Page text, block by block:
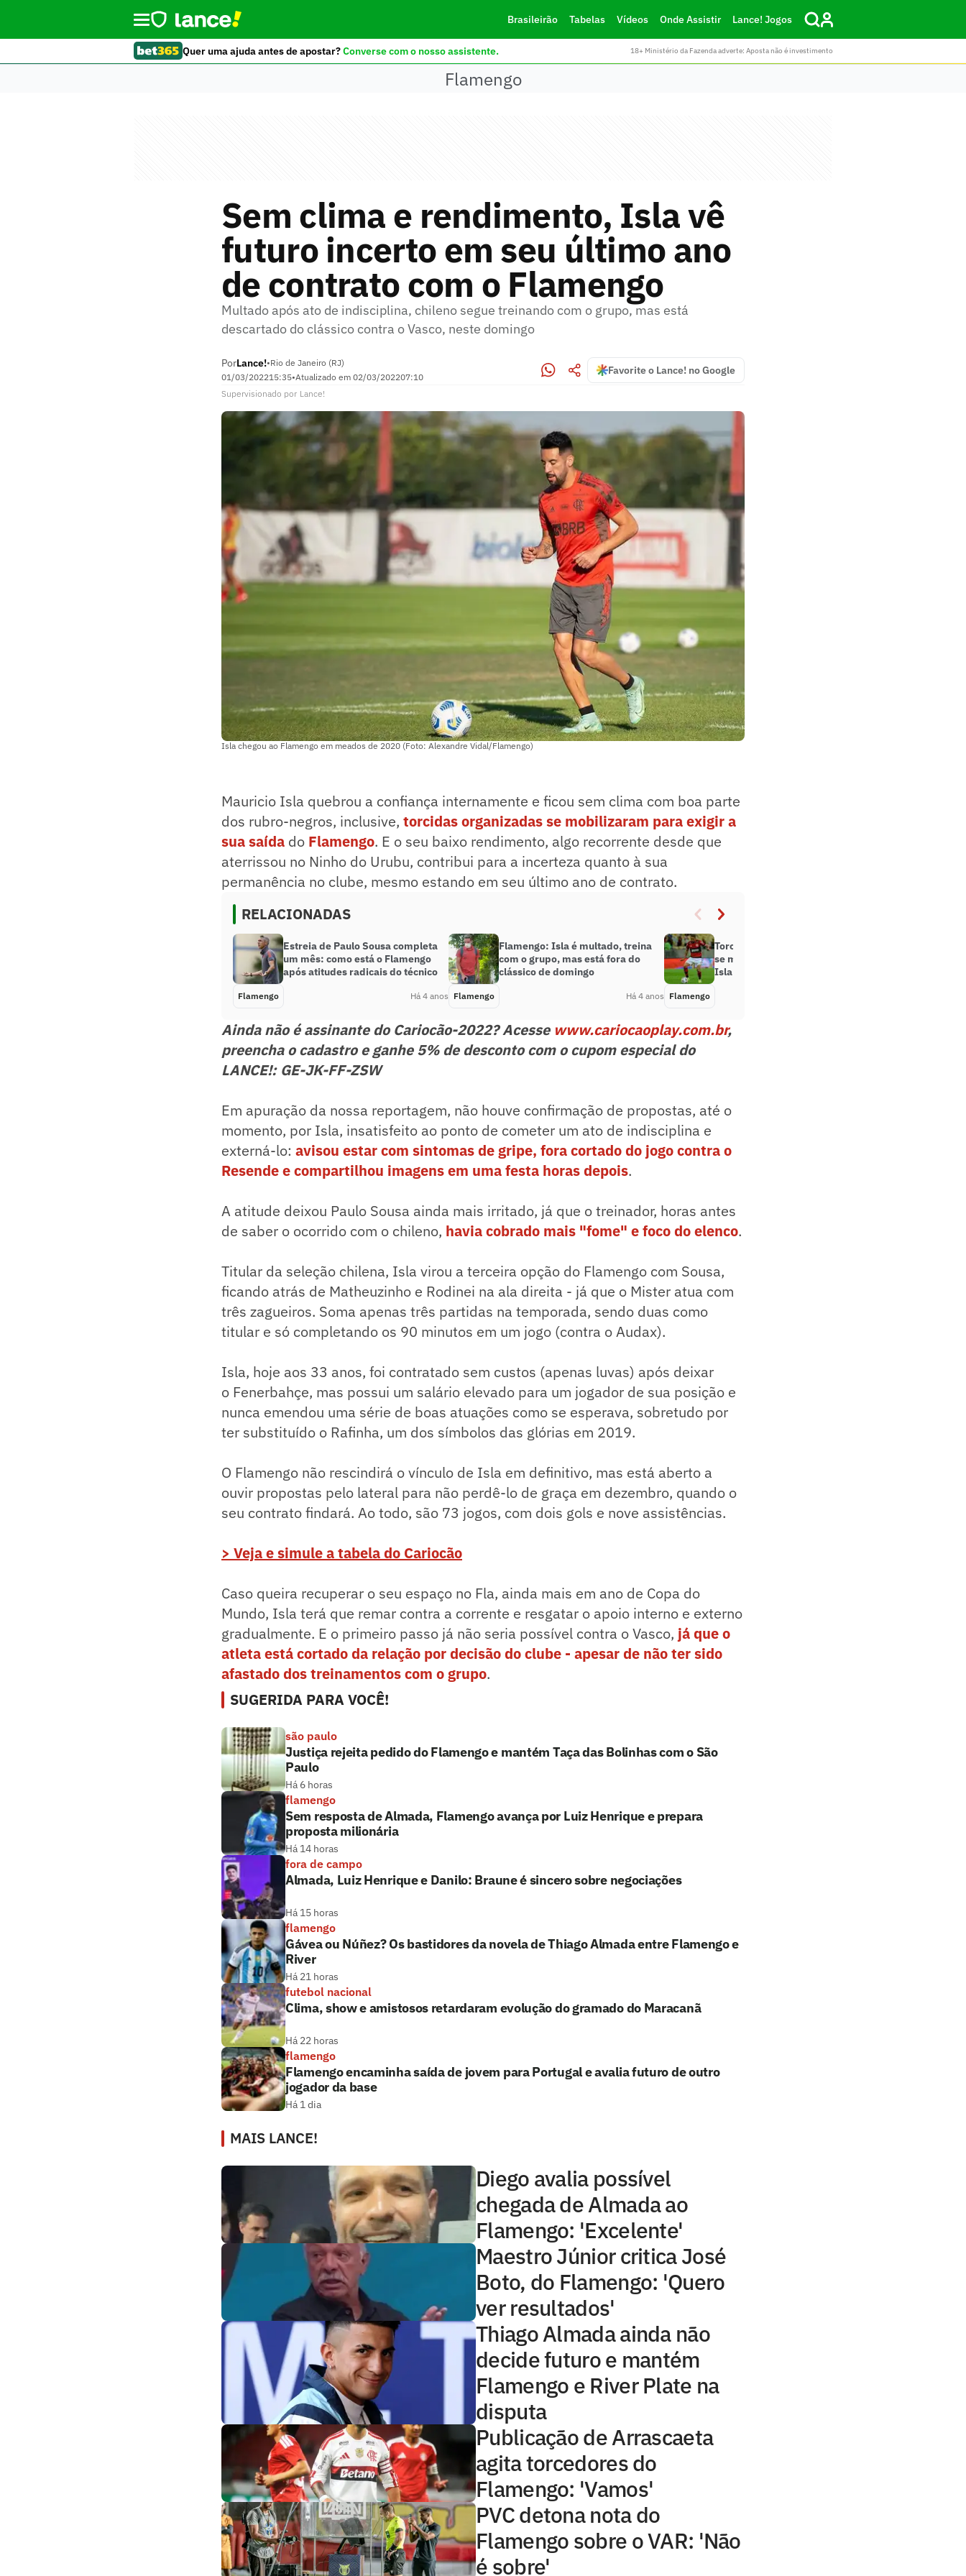
Brasileirão Tabelas Vídeos Onde Assistir Lance! Jogos
Quer uma ajuda antes de apostar?Converse com o nosso assistente. 18+ Ministério da Fazenda adverte: Aposta não é investimento
Flamengo
Sem clima e rendimento, Isla vê
futuro incerto em seu último ano
de contrato com o Flamengo
Multado após ato de indisciplina, chileno segue treinando com o grupo, mas está
descartado do clássico contra o Vasco, neste domingo
PorLance!•Rio de Janeiro (RJ)
01/03/202215:35•Atualizado em 02/03/202207:10
Favorite o Lance! no Google
Supervisionado por Lance!
Isla chegou ao Flamengo em meados de 2020 (Foto: Alexandre Vidal/Flamengo)
Mauricio Isla quebrou a confiança internamente e ficou sem clima com boa parte
dos rubro-negros, inclusive, torcidas organizadas se mobilizaram para exigir a
sua saída do Flamengo. E o seu baixo rendimento, algo recorrente desde que
aterrissou no Ninho do Urubu, contribui para a incerteza quanto à sua
permanência no clube, mesmo estando em seu último ano de contrato.
RELACIONADAS
Estreia de Paulo Sousa completa
um mês: como está o Flamengo
após atitudes radicais do técnico
Flamengo Há 4 anos
Flamengo: Isla é multado, treina
com o grupo, mas está fora do
clássico de domingo
Flamengo Há 4 anos
Torcidas organizadas do Flamengo
se mobilizam e ‘exigem’ a saída de
Isla
Flamengo
Ainda não é assinante do Cariocão-2022? Acesse www.cariocaoplay.com.br,
preencha o cadastro e ganhe 5% de desconto com o cupom especial do
LANCE!: GE-JK-FF-ZSW
Em apuração da nossa reportagem, não houve confirmação de propostas, até o
momento, por Isla, insatisfeito ao ponto de cometer um ato de indisciplina e
externá-lo: avisou estar com sintomas de gripe, fora cortado do jogo contra o
Resende e compartilhou imagens em uma festa horas depois.
A atitude deixou Paulo Sousa ainda mais irritado, já que o treinador, horas antes
de saber o ocorrido com o chileno, havia cobrado mais "fome" e foco do elenco.
Titular da seleção chilena, Isla virou a terceira opção do Flamengo com Sousa,
ficando atrás de Matheuzinho e Rodinei na ala direita - já que o Mister atua com
três zagueiros. Soma apenas três partidas na temporada, sendo duas como
titular e só completando os 90 minutos em um jogo (contra o Audax).
Isla, hoje aos 33 anos, foi contratado sem custos (apenas luvas) após deixar
o Fenerbahçe, mas possui um salário elevado para um jogador de sua posição e
nunca emendou uma série de boas atuações como se esperava, sobretudo por
ter substituído o Rafinha, um dos símbolos das glórias em 2019.
O Flamengo não rescindirá o vínculo de Isla em definitivo, mas está aberto a
ouvir propostas pelo lateral para não perdê-lo de graça em dezembro, quando o
seu contrato findará. Ao todo, são 73 jogos, com dois gols e nove assistências.
> Veja e simule a tabela do Cariocão
Caso queira recuperar o seu espaço no Fla, ainda mais em ano de Copa do
Mundo, Isla terá que remar contra a corrente e resgatar o apoio interno e externo
gradualmente. E o primeiro passo já não seria possível contra o Vasco, já que o
atleta está cortado da relação por decisão do clube - apesar de não ter sido
afastado dos treinamentos com o grupo.
SUGERIDA PARA VOCÊ!
são paulo
Justiça rejeita pedido do Flamengo e mantém Taça das Bolinhas com o São
Paulo
Há 6 horas
flamengo
Sem resposta de Almada, Flamengo avança por Luiz Henrique e prepara
proposta milionária
Há 14 horas
fora de campo
Almada, Luiz Henrique e Danilo: Braune é sincero sobre negociações
Há 15 horas
flamengo
Gávea ou Núñez? Os bastidores da novela de Thiago Almada entre Flamengo e
River
Há 21 horas
futebol nacional
Clima, show e amistosos retardaram evolução do gramado do Maracanã
Há 22 horas
flamengo
Flamengo encaminha saída de jovem para Portugal e avalia futuro de outro
jogador da base
Há 1 dia
MAIS LANCE!
Diego avalia possível
chegada de Almada ao
Flamengo: 'Excelente'
Maestro Júnior critica José
Boto, do Flamengo: 'Quero
ver resultados'
Thiago Almada ainda não
decide futuro e mantém
Flamengo e River Plate na
disputa
Publicação de Arrascaeta
agita torcedores do
Flamengo: 'Vamos'
PVC detona nota do
Flamengo sobre o VAR: 'Não
é sobre'